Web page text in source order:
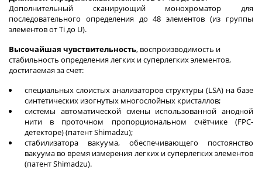
Дополнительный сканирующий монохроматор для
последовательного определения до 48 элементов (из группы
элементов от Ti до U).
Высочайшая чувствительность, воспроизводимость и
стабильность определения легких и суперлегких элементов,
достигаемая за счет:
специальных слоистых анализаторов структуры (LSA) на базе
синтетических изогнутых многослойных кристаллов;
системы автоматической смены использованной анодной
нити в проточном пропорциональном счётчике (FPC-
детекторе) (патент Shimadzu);
стабилизатора вакуума, обеспечивающего постоянство
вакуума во время измерения легких и суперлегких элементов
(патент Shimadzu).